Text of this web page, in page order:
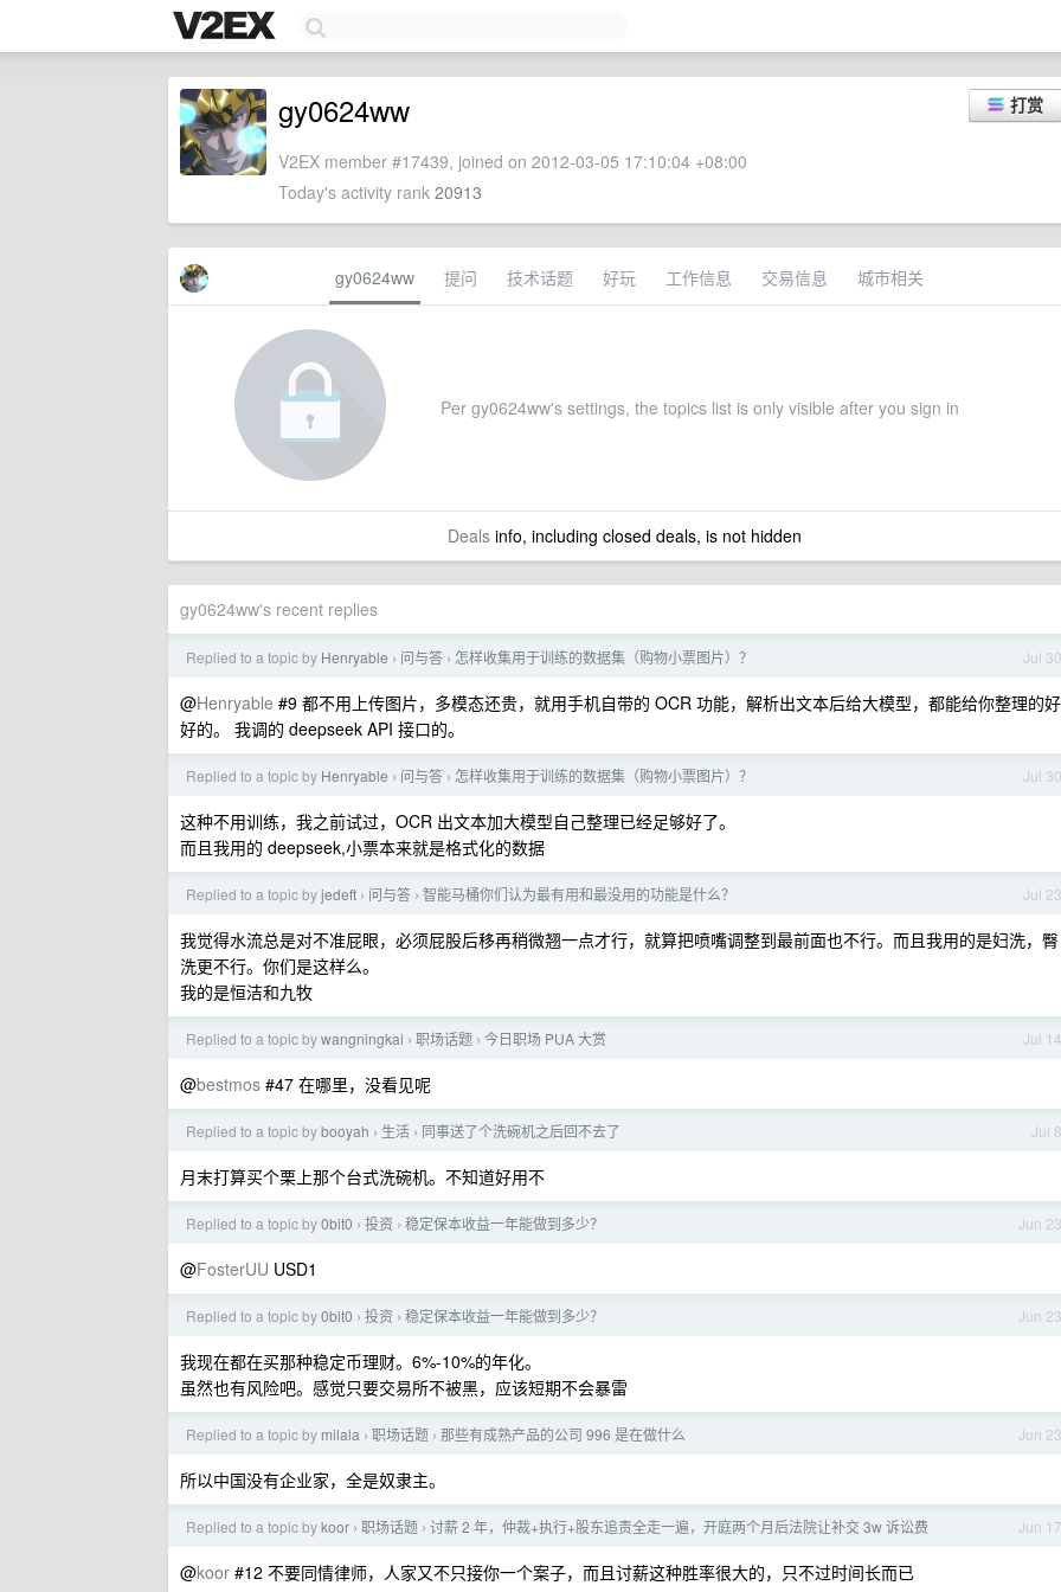
打赏
gy0624ww
V2EX member #17439, joined on 2012-03-05 17:10:04 +08:00
Today's activity rank 20913
gy0624ww 提问 技术话题 好玩 工作信息 交易信息 城市相关
Per gy0624ww's settings, the topics list is only visible after you sign in
Dealsinfo, including closed deals, is not hidden
gy0624ww's recent replies
Jul 30
Replied to a topic by Henryable › 问与答 › 怎样收集用于训练的数据集（购物小票图片）？
@Henryable #9 都不用上传图片，多模态还贵，就用手机自带的 OCR 功能，解析出文本后给大模型，都能给你整理的好
好的。 我调的 deepseek API 接口的。
Jul 30
Replied to a topic by Henryable › 问与答 › 怎样收集用于训练的数据集（购物小票图片）？
这种不用训练，我之前试过，OCR 出文本加大模型自己整理已经足够好了。
而且我用的 deepseek,小票本来就是格式化的数据
Jul 23
Replied to a topic byjedeft › 问与答 › 智能马桶你们认为最有用和最没用的功能是什么？
我觉得水流总是对不准屁眼，必须屁股后移再稍微翘一点才行，就算把喷嘴调整到最前面也不行。而且我用的是妇洗，臀
洗更不行。你们是这样么。
我的是恒洁和九牧
Jul 14
Replied to a topic bywangningkai › 职场话题 › 今日职场 PUA 大赏
@bestmos #47 在哪里，没看见呢
Jul 8
Replied to a topic bybooyah › 生活 › 同事送了个洗碗机之后回不去了
月末打算买个栗上那个台式洗碗机。不知道好用不
Jun 23
Replied to a topic by0bit0 › 投资 › 稳定保本收益一年能做到多少？
@FosterUU USD1
Jun 23
Replied to a topic by0bit0 › 投资 › 稳定保本收益一年能做到多少？
我现在都在买那种稳定币理财。6%-10%的年化。
虽然也有风险吧。感觉只要交易所不被黑，应该短期不会暴雷
Jun 23
Replied to a topic by milala › 职场话题 › 那些有成熟产品的公司 996 是在做什么
所以中国没有企业家，全是奴隶主。
Jun 17
Replied to a topic bykoor › 职场话题 › 讨薪 2 年，仲裁+执行+股东追责全走一遍，开庭两个月后法院让补交 3w 诉讼费
@koor #12 不要同情律师，人家又不只接你一个案子，而且讨薪这种胜率很大的，只不过时间长而已